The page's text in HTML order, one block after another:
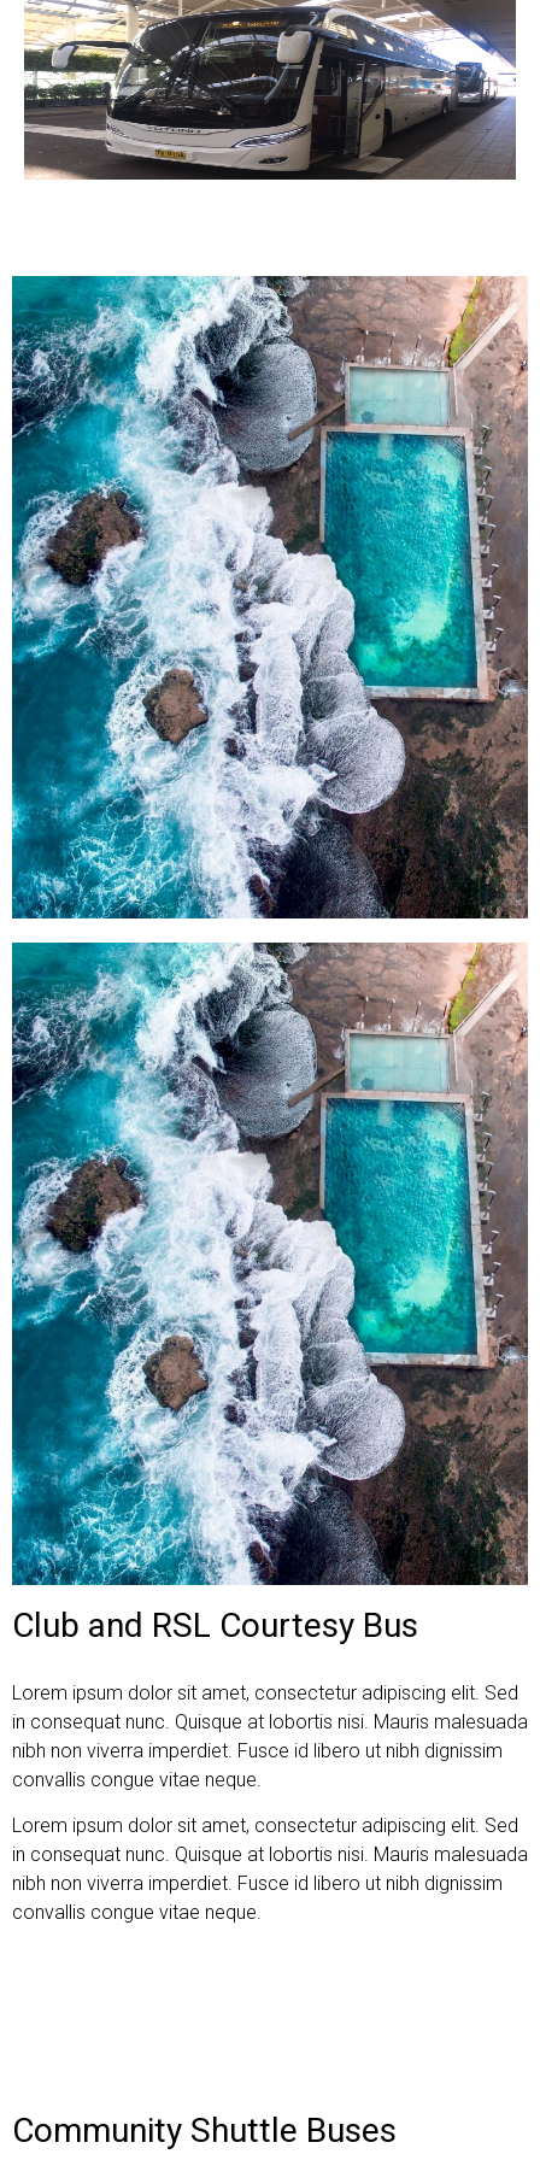
Club and RSL Courtesy Bus
Lorem ipsum dolor sit amet, consectetur adipiscing elit. Sed
in consequat nunc. Quisque at lobortis nisi. Mauris malesuada
nibh non viverra imperdiet. Fusce id libero ut nibh dignissim
convallis congue vitae neque.
Lorem ipsum dolor sit amet, consectetur adipiscing elit. Sed
in consequat nunc. Quisque at lobortis nisi. Mauris malesuada
nibh non viverra imperdiet. Fusce id libero ut nibh dignissim
convallis congue vitae neque.
Community Shuttle Buses